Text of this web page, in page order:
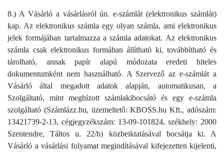
8.) A Vásárló a vásárlásról ún. e-számlát (elektronikus számlát)
kap. Az elektronikus számla egy olyan számla, ami elektronikus
jelek formájában tartalmazza a számla adatokat. Az elektronikus
számla csak elektronikus formában állítható ki, továbbítható és
tárolható, annak papír alapú módozata eredeti hiteles
dokumentumként nem használható. A Szervező az e-számlát a
Vásárló által megadott adatok alapján, automatikusan, a
Szolgáltató, mint megbízott számlakibocsátó és egy e-számla
szolgáltató (Számlázz.hu, üzemeltető: KBOSS.hu Kft., adószám:
13421739-2-13, cégjegyzékszám: 13-09-101824, székhely: 2000
Szentendre, Táltos u. 22/b) közbeiktatásával bocsátja ki. A
Vásárló a vásárlási folyamat megindításával kifejezetten kijelenti,